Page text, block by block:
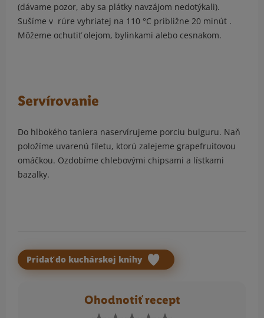
(dávame pozor, aby sa plátky navzájom nedotýkali).
Sušíme v rúre vyhriatej na 110 °C približne 20 minút .
Môžeme ochutiť olejom, bylinkami alebo cesnakom.
Servírovanie
Do hlbokého taniera naservírujeme porciu bulguru. Naň
položíme uvarenú filetu, ktorú zalejeme grapefruitovou
omáčkou. Ozdobíme chlebovými chipsami a lístkami
bazalky.
Pridať do kuchárskej knihy
Ohodnotiť recept